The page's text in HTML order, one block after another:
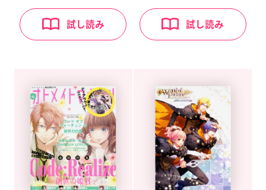
試し読み 試し読み